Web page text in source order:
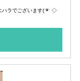
ハラでございます(
◇